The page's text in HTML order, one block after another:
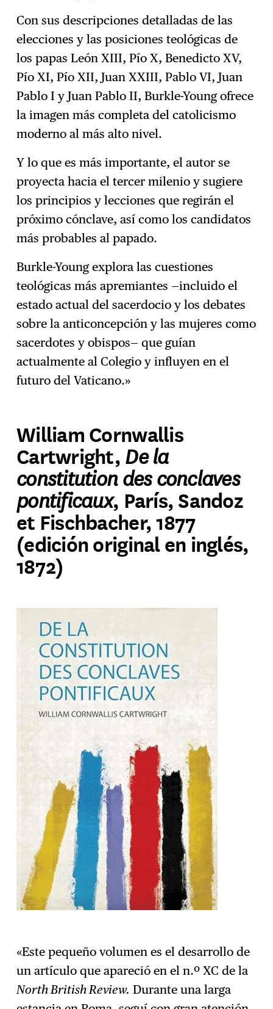
Con sus descripciones detalladas de las
elecciones y las posiciones teológicas de
los papas León XIII, Pío X, Benedicto XV,
Pío XI, Pío XII, Juan XXIII, Pablo VI, Juan
Pablo I y Juan Pablo II, Burkle-Young ofrece
la imagen más completa del catolicismo
moderno al más alto nivel.
Y lo que es más importante, el autor se
proyecta hacia el tercer milenio y sugiere
los principios y lecciones que regirán el
próximo cónclave, así como los candidatos
más probables al papado.
Burkle-Young explora las cuestiones
teológicas más apremiantes —incluido el
estado actual del sacerdocio y los debates
sobre la anticoncepción y las mujeres como
sacerdotes y obispos— que guían
actualmente al Colegio y influyen en el
futuro del Vaticano.»
William Cornwallis
Cartwright,De la
constitution des conclaves
pontificaux, París, Sandoz
et Fischbacher, 1877
(edición original en inglés,
1872)
«Este pequeño volumen es el desarrollo de
un artículo que apareció en el n.º XC de la
North British Review. Durante una larga